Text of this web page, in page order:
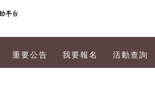
重要公告 我要報名 活動查詢